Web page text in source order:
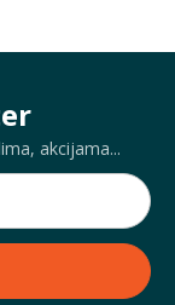
akcijama...